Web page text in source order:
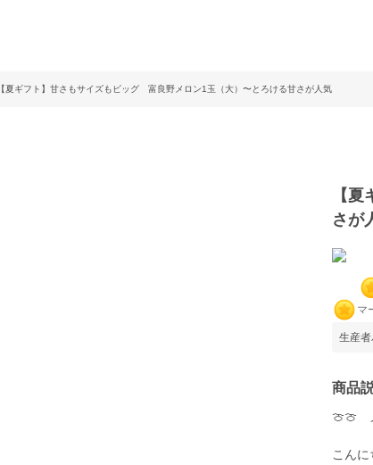
【夏ギフト】甘さもサイズもビッグ 富良野メロン1玉（大）〜とろける甘さが人気
【
さが
マ
生産者
商品
🍈🍈
こんに